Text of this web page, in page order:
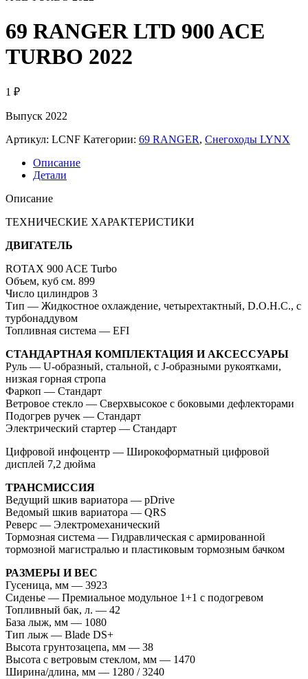
69 RANGER LTD 900 ACE
TURBO 2022
1 ₽
Выпуск 2022
Артикул: LCNF Категории: 69 RANGER, Снегоходы LYNX
Описание
Детали
Описание
ТЕХНИЧЕСКИЕ ХАРАКТЕРИСТИКИ
ДВИГАТЕЛЬ
ROTAX 900 ACE Turbo
Объем, куб см. 899
Число цилиндров 3
Тип — Жидкостное охлаждение, четырехтактный, D.O.H.C., с
турбонаддувом
Топливная система — EFI
СТАНДАРТНАЯ КОМПЛЕКТАЦИЯ И АКСЕССУАРЫ
Руль — U-образный, стальной, с J-образными рукоятками,
низкая горная стропа
Фаркоп — Стандарт
Ветровое стекло — Сверхвысокое с боковыми дефлекторами
Подогрев ручек — Стандарт
Электрический стартер — Стандарт
Цифровой инфоцентр — Широкоформатный цифровой
дисплей 7,2 дюйма
ТРАНCМИССИЯ
Ведущий шкив вариатора — pDrive
Ведомый шкив вариатора — QRS
Реверс — Электромеханический
Тормозная система — Гидравлическая с армированной
тормозной магистралью и пластиковым тормозным бачком
РАЗМЕРЫ И ВЕС
Гусеница, мм — 3923
Сиденье — Премиальное модульное 1+1 с подогревом
Топливный бак, л. — 42
База лыж, мм — 1080
Тип лыж — Blade DS+
Высота грунтозацепа, мм — 38
Высота с ветровым стеклом, мм — 1470
Ширина/длина, мм — 1280 / 3240